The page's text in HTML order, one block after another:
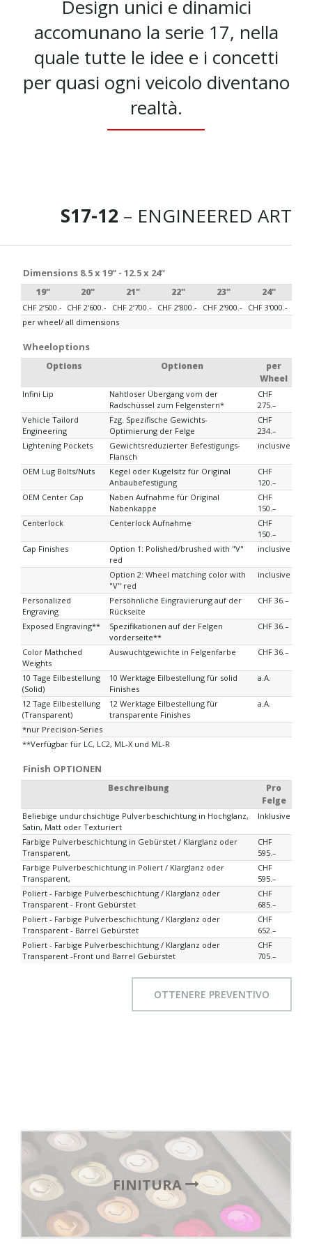
Design unici e dinamici
accomunano la serie 17, nella
quale tutte le idee e i concetti
per quasi ogni veicolo diventano
realtà.
S17-12 – ENGINEERED ART
Dimensions 8.5 x 19“ - 12.5 x 24“
19" 20" 21" 22" 23" 24"
CHF 2‘500.- CHF 2‘600.- CHF 2‘700.- CHF 2‘800.- CHF 2‘900.-
CHF 3‘000.-
per wheel/ all dimensions
Wheeloptions
Options Optionen
per
Wheel
Infini Lip
Nahtloser Übergang vom der
Radschüssel zum Felgenstern*
CHF
275.–
Vehicle Tailord
Engineering
Fzg. Spezifische Gewichts-
Optimierung der Felge
CHF
234.–
Lightening Pockets
Gewichtsreduzierter Befestigungs-
Flansch
inclusive
OEM Lug Bolts/Nuts
Kegel oder Kugelsitz für Original
Anbaubefestigung
CHF
120.–
OEM Center Cap
Naben Aufnahme für Original
Nabenkappe
CHF
150.–
Centerlock
Centerlock Aufnahme
CHF
150.–
Cap Finishes
Option 1: Polished/brushed with "V"
red
inclusive
Option 2: Wheel matching color with
"V" red
inclusive
Personalized
Engraving
Persöhnliche Eingravierung auf der
Rückseite
CHF 36.–
Exposed Engraving**
Spezifikationen auf der Felgen
vorderseite**
CHF 36.–
Color Mathched
Weights
Auswuchtgewichte in Felgenfarbe CHF 36.–
10 Tage Eilbestellung
(Solid)
10 Werktage Eilbestellung für solid
Finishes
a.A.
12 Tage Eilbestellung
(Transparent)
12 Werktage Eilbestellung für
transparente Finishes
a.A.
*nur Precision-Series
**Verfügbar für LC, LC2, ML-X und ML-R
Finish OPTIONEN
Beschreibung
Pro
Felge
Beliebige undurchsichtige Pulverbeschichtung in Hochglanz,
Satin, Matt oder Texturiert
Inklusive
Farbige Pulverbeschichtung in Gebürstet / Klarglanz oder
Transparent,
CHF
595.–
Farbige Pulverbeschichtung in Poliert / Klarglanz oder
Transparent,
CHF
595.–
Poliert - Farbige Pulverbeschichtung / Klarglanz oder
Transparent - Front Gebürstet
CHF
685.–
Poliert - Farbige Pulverbeschichtung / Klarglanz oder
Transparent - Barrel Gebürstet
CHF
652.–
Poliert - Farbige Pulverbeschichtung / Klarglanz oder
Transparent -Front und Barrel Gebürstet
CHF
705.–
OTTENERE PREVENTIVO
FINITURA